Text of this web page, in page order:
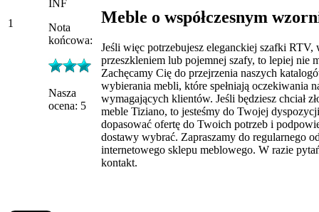
1
INF
Nota
końcowa:
Nasza
ocena: 5
Meble o współczesnym
Jeśli więc potrzebujesz eleganckiej szafki
przeszkleniem lub pojemnej szafy, to lepiej nie
Zachęcamy Cię do przejrzenia naszych
wybierania mebli, które spełniają oczekiwania
wymagających klientów. Jeśli będziesz chciał
meble Tiziano, to jesteśmy do Twojej
dopasować ofertę do Twoich potrzeb i
dostawy wybrać. Zapraszamy do regularnego
internetowego sklepu meblowego. W razie
kontakt.